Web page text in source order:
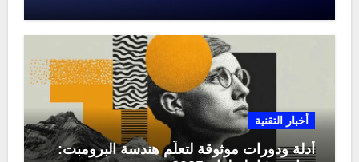
أخبار التقنية
أدلة ودورات موثوقة لتعلّم هندسة البرومبت: